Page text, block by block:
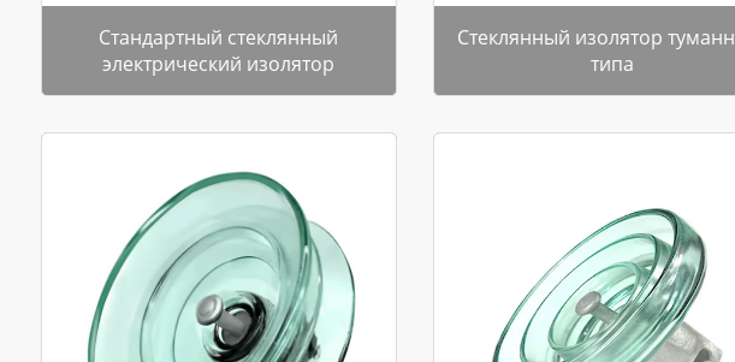
Стандартный стеклянный
электрический изолятор
Стеклянный изолятор
типа